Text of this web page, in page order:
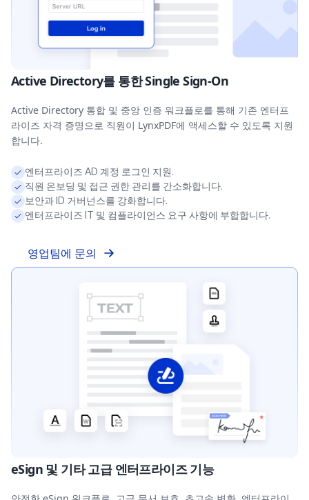
Active Directory를 통한 Single Sign-On
Active Directory 통합 및 중앙 인증 워크플로를 통해 기존 엔터프
라이즈 자격 증명으로 직원이 LynxPDF에 액세스할 수 있도록 지원
합니다.
엔터프라이즈 AD 계정 로그인 지원.
직원 온보딩 및 접근 권한 관리를 간소화합니다.
보안과 ID 거버넌스를 강화합니다.
엔터프라이즈 IT 및 컴플라이언스 요구 사항에 부합합니다.
영업팀에 문의
eSign 및 기타 고급 엔터프라이즈 기능